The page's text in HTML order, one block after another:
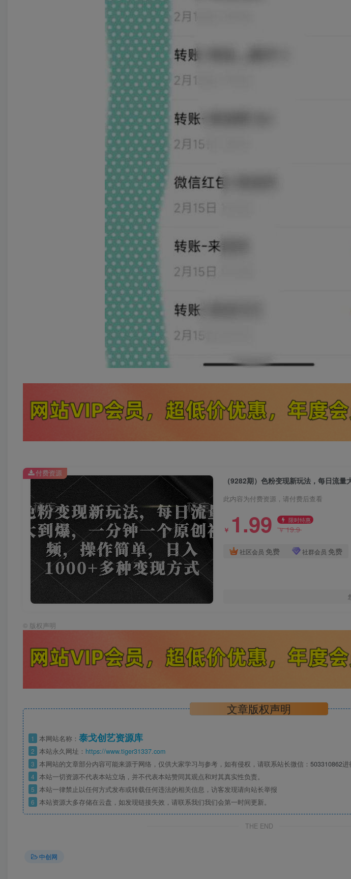
此内容为付费资源，请付费后查看
￥ 1.99 限时特惠
￥19.9
社区会员 免费 社群会员 免费
付费资源
© 版权声明
文章版权声明
1 本网站名称： 泰戈创艺资源库
2 本站永久网址： https://www.tiger31337.com
3 本网站的文章部分内容可能来源于网络，仅供大家学习与参考，如有侵权，请联系站长微信： 503310862进
4 本站一切资源不代表本站立场，并不代表本站赞同其观点和对其真实性负责。
5 本站一律禁止以任何方式发布或转载任何违法的相关信息，访客发现请向站长举报
6 本站资源大多存储在云盘，如发现链接失效，请联系我们我们会第一时间更新。
THE END
中创网